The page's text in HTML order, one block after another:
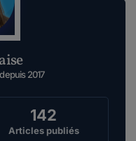
2017
142
Articles publiés